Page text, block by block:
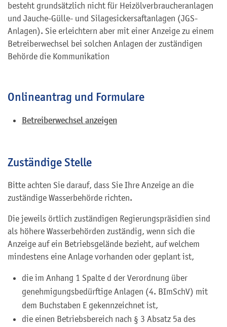
besteht grundsätzlich nicht für Heizölverbraucheranlagen
und Jauche-Gülle- und Silagesickersaftanlagen (JGS-
Anlagen). Sie erleichtern aber mit einer Anzeige zu einem
Betreiberwechsel bei solchen Anlagen der zuständigen
Behörde die Kommunikation
Onlineantrag und Formulare
Betreiberwechsel anzeigen
Zuständige Stelle
Bitte achten Sie darauf, dass Sie Ihre Anzeige an die
zuständige Wasserbehörde richten.
Die jeweils örtlich zuständigen Regierungspräsidien sind
als höhere Wasserbehörden zuständig, wenn sich die
Anzeige auf ein Betriebsgelände bezieht, auf welchem
mindestens eine Anlage vorhanden oder geplant ist,
die im Anhang 1 Spalte d der Verordnung über
genehmigungsbedürftige Anlagen (4. BImSchV) mit
dem Buchstaben E gekennzeichnet ist,
die einen Betriebsbereich nach § 3 Absatz 5a des